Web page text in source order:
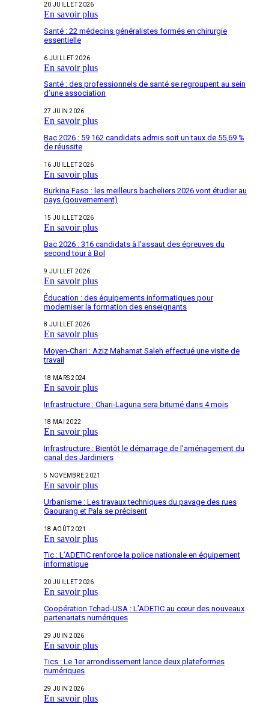
20 JUILLET 2026
En savoir plus
Santé : 22 médecins généralistes formés en chirurgie
essentielle
6 JUILLET 2026
En savoir plus
Santé : des professionnels de santé se regroupent au sein
d’une association
27 JUIN 2026
En savoir plus
Bac 2026 : 59 162 candidats admis soit un taux de 55,69 %
de réussite
16 JUILLET 2026
En savoir plus
Burkina Faso : les meilleurs bacheliers 2026 vont étudier au
pays (gouvernement)
15 JUILLET 2026
En savoir plus
Bac 2026 : 316 candidats à l’assaut des épreuves du
second tour à Bol
9 JUILLET 2026
En savoir plus
Éducation : des équipements informatiques pour
moderniser la formation des enseignants
8 JUILLET 2026
En savoir plus
Moyen-Chari : Aziz Mahamat Saleh effectué une visite de
travail
18 MARS 2024
En savoir plus
Infrastructure : Chari-Laguna sera bitumé dans 4 mois
18 MAI 2022
En savoir plus
Infrastructure : Bientôt le démarrage de l’aménagement du
canal des Jardiniers
5 NOVEMBRE 2021
En savoir plus
Urbanisme : Les travaux techniques du pavage des rues
Gaourang et Pala se précisent
18 AOÛT 2021
En savoir plus
Tic : L’ADETIC renforce la police nationale en équipement
informatique
20 JUILLET 2026
En savoir plus
Coopération Tchad-USA : L’ADETIC au cœur des nouveaux
partenariats numériques
29 JUIN 2026
En savoir plus
Tics : Le 1er arrondissement lance deux plateformes
numériques
29 JUIN 2026
En savoir plus